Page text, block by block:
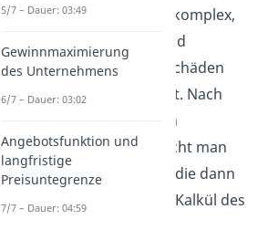
externen Effekten ist komplex,
da die Zurechnung und
Quantifizierung der Schäden
oder Nutzen unklar ist. Nach
einer entsprechenden
Internalisierung
spricht man
von externen Kosten, die dann
in das wirtschaftliche Kalkül des
5/7 – Dauer: 03:49
Gewinnmaximierung
des Unternehmens
6/7 – Dauer: 03:02
Angebotsfunktion und
langfristige
Preisuntegrenze
7/7 – Dauer: 04:59